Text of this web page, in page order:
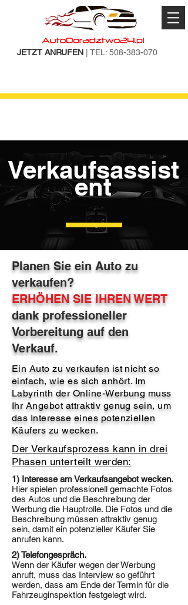
JETZT ANRUFEN | TEL: 508-383-070
Verkaufsassist
ent
Planen Sie ein Auto zu
verkaufen?
ERHÖHEN SIE IHREN WERT
dank professioneller
Vorbereitung auf den
Verkauf.
Ein Auto zu verkaufen ist nicht so
einfach, wie es sich anhört. Im
Labyrinth der Online-Werbung muss
Ihr Angebot attraktiv genug sein, um
das Interesse eines potenziellen
Käufers zu wecken.
Der Verkaufsprozess kann in drei
Phasen unterteilt werden:
1) Interesse am Verkaufsangebot wecken.
Hier spielen professionell gemachte Fotos
des Autos und die Beschreibung der
Werbung die Hauptrolle. Die Fotos und die
Beschreibung müssen attraktiv genug
sein, damit ein potenzieller Käufer Sie
anrufen kann.
2) Telefongespräch.
Wenn der Käufer wegen der Werbung
anruft, muss das Interview so geführt
werden, dass am Ende der Termin für die
Fahrzeuginspektion festgelegt wird.